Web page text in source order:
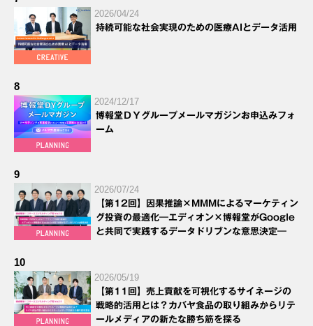
2026/04/24
持続可能な社会実現のための医療AIとデータ活用
8
2024/12/17
博報堂ＤＹグループメールマガジンお申込みフォ
ーム
9
2026/07/24
【第12回】因果推論×MMMによるマーケティン
グ投資の最適化―エディオン×博報堂がGoogle
と共同で実践するデータドリブンな意思決定―
10
2026/05/19
【第11回】売上貢献を可視化するサイネージの
戦略的活用とは？カバヤ食品の取り組みからリテ
ールメディアの新たな勝ち筋を探る